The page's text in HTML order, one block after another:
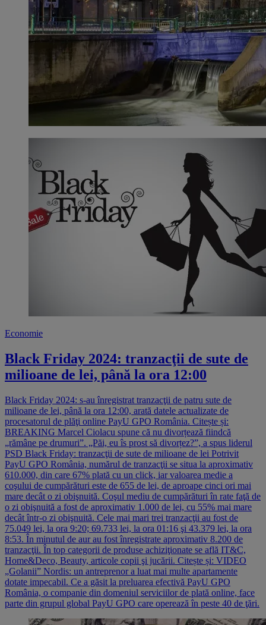
Economie
Black Friday 2024: tranzacţii de sute de
milioane de lei, până la ora 12:00
Black Friday 2024: s-au înregistrat tranzacţii de patru sute de
milioane de lei, până la ora 12:00, arată datele actualizate de
procesatorul de plăţi online PayU GPO România. Citește și:
BREAKING Marcel Ciolacu spune că nu divorțează fiindcă
„rămâne pe drumuri”. „Păi, eu îs prost să divorțez?”, a spus liderul
PSD Black Friday: tranzacţii de sute de milioane de lei Potrivit
PayU GPO România, numărul de tranzacţii se situa la aproximativ
610.000, din care 67% plată cu un click, iar valoarea medie a
coşului de cumpărături este de 655 de lei, de aproape cinci ori mai
mare decât o zi obişnuită. Coşul mediu de cumpărături în rate faţă de
o zi obişnuită a fost de aproximativ 1.000 de lei, cu 55% mai mare
decât într-o zi obişnuită. Cele mai mari trei tranzacţii au fost de
75.049 lei, la ora 9:20; 69.733 lei, la ora 01:16 şi 43.379 lei, la ora
8:53. În minutul de aur au fost înregistrate aproximativ 8.200 de
tranzacţii. În top categorii de produse achiziţionate se află IT&C,
Home&Deco, Beauty, articole copii şi jucării. Citește și: VIDEO
„Golanii” Nordis: un antreprenor a luat mai multe apartamente
dotate impecabil. Ce a găsit la preluarea efectivă PayU GPO
România, o companie din domeniul serviciilor de plată online, face
parte din grupul global PayU GPO care operează în peste 40 de ţări.